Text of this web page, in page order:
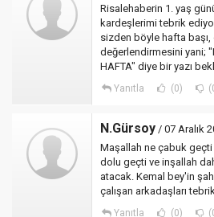
Risalehaberin 1. yaş
kardeşlerimi tebrik
sizden böyle hafta başı,
değerlendirmesini yani;
HAFTA" diye bir yazı
Yanıtla (0)
N.Gürsoy / 07 Aralık
Maşallah ne çabuk geçti
dolu geçti ve inşallah
atacak. Kemal bey'in
çalışan arkadaşları
Yanıtla (0)